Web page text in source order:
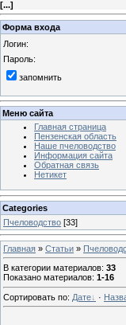
[...]
Форма входа
Логин:
Пароль:
запомнить
Меню сайта
Главная страница
Пензенская область
Наше пчеловодство
Информация сайта
Обратная связь
Нетикет
Categories
Пчеловодство [33]
Главная » Статьи »
В категории материалов: 33
Показано материалов: 1-16
Сортировать по: Дате ·